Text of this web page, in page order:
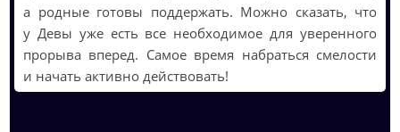
а родные готовы поддержать. Можно сказать, что
у Девы уже есть все необходимое для уверенного
прорыва вперед. Самое время набраться смелости
и начать активно действовать!